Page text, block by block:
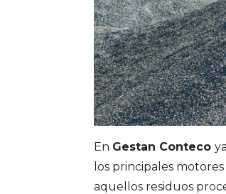
En Gestan Conteco
los principales
aquellos residuos